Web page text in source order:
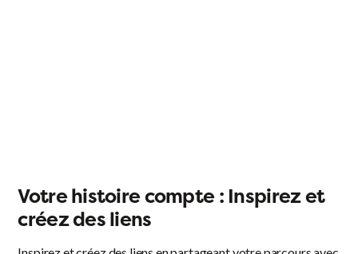
Votre histoire compte : Inspirez et
créez des liens